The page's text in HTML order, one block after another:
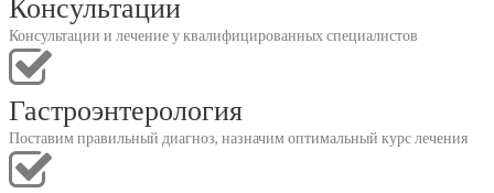
Консультации
Консультации и лечение у квалифицированных специалистов
Гастроэнтерология
Поставим правильный диагноз, назначим оптимальный курс лечения